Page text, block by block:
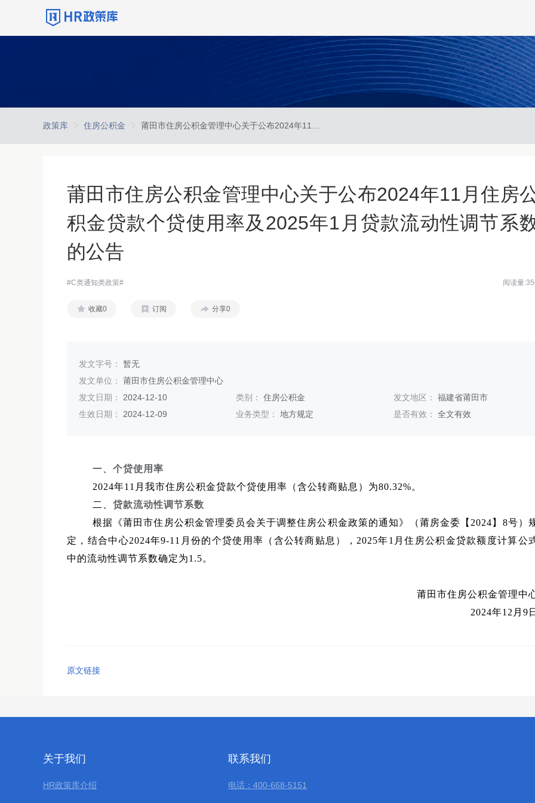
政策库 住房公积金
莆田市住房公积金管理中心关于公布2024年11月住房
积金贷款个贷使用率及2025年1月贷款流动性调节系
的公告
#C类通知类政策# 阅读量
收藏0 订阅 分享0
发文字号： 暂无
发文单位： 莆田市住房公积金管理中心
发文日期： 2024-12-10 类别：住房公积金 发文地区： 福建省莆田市
生效日期： 2024-12-09 业务类型：地方规定 是否有效： 全文有效
一、 个贷使用率
2024年11月我市住房公积金贷款个贷使用率（含公转商贴息）为80.32%。
二、 贷款流动性调节系数
根据《莆田市住房公积金管理委员会关于调整住房公积金政策的通知》（莆房金委【2024】8号）
定，结合中心2024年9-11月份的个贷使用率（含公转商贴息），2025年1月住房公积金贷款额度计算公
中的流动性调节系数确定为1.5。
莆田市住房公积金管理中
2024年12月9
原文链接
关于我们
HR政策库介绍
联系我们
电话：400-668-5151